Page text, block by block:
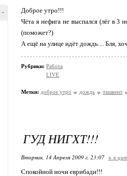
-
Доброе утро!!!
Чёта я нефига не выспался (лёг в 3
(поможет?)
А ещё на улице идёт дождь.... Бля,
Рубрики: Работа
LIVE
Метки: доброе утро дождь ташкент
ГУД НИГХТ!!!
Вторник, 14 Апреля 2009 г. 23:07 + в
Спокойной ночи еврибади!!!